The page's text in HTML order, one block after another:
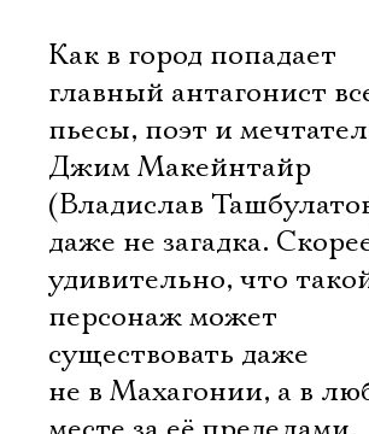
Как в город попадает
главный антагонист
пьесы, поэт и
Джим Макейнтайр
(Владислав
даже не загадка.
удивительно, что
персонаж может
существовать даже
не в Махагонии, а в